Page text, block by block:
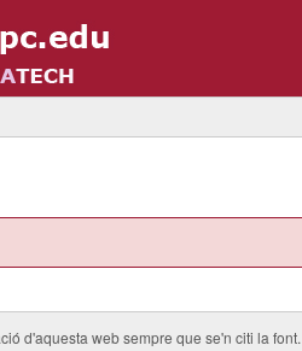
d'aquesta web sempre que se'n citi la font.